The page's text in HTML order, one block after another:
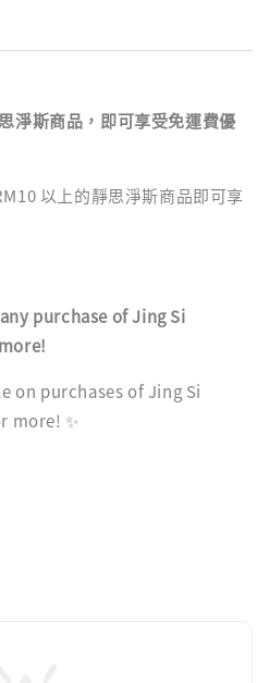
淨斯商品，即可享受免運費優
以上的靜思淨斯商品即可享
purchase of Jing Si
on purchases of Jing Si
more! ✨